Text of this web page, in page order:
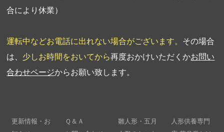
合により休業）
運転中などお電話に出れない場合がございます。 その場合
は、 少しお時間をおいてから再度おかけいただくかお問い
合わせページからお願い致します。
更新情報・お
Ｑ＆Ａ
雛人形・五月
人形供養専門